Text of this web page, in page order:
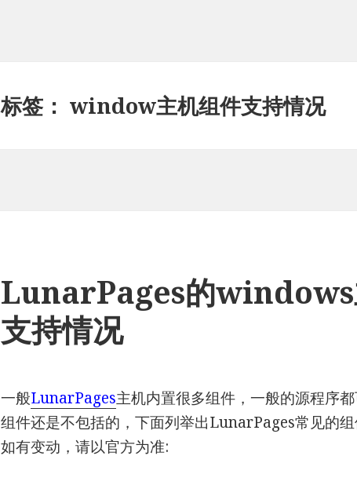
标签：window主机组件支持情况
LunarPages的windows
支持情况
一般LunarPages主机内置很多组件，一般的源程序
组件还是不包括的，下面列举出LunarPages常见的组
如有变动，请以官方为准: